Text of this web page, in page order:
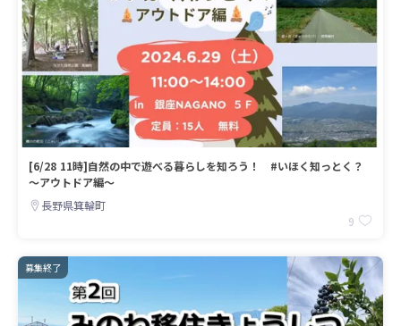
[6/28 11時]自然の中で遊べる暮らしを知ろう！ #いほく知っとく？
～アウトドア編～
長野県箕輪町
9
募集終了